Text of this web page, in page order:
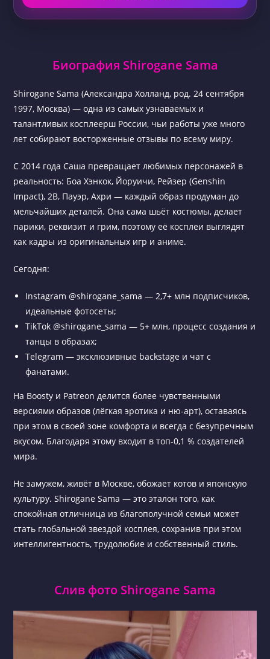
Биография Shirogane Sama
Shirogane Sama (Александра Холланд, род. 24 сентября
1997, Москва) — одна из самых узнаваемых и
талантливых косплеерш России, чьи работы уже много
лет собирают восторженные отзывы по всему миру.
С 2014 года Саша превращает любимых персонажей в
реальность: Боа Хэнкок, Йоруичи, Рейзер (Genshin
Impact), 2B, Пауэр, Ахри — каждый образ продуман до
мельчайших деталей. Она сама шьёт костюмы, делает
парики, реквизит и грим, поэтому её косплеи выглядят
как кадры из оригинальных игр и аниме.
Сегодня:
Instagram @shirogane_sama — 2,7+ млн подписчиков,
идеальные фотосеты;
TikTok @shirogane_sama — 5+ млн, процесс создания и
танцы в образах;
Telegram — эксклюзивные backstage и чат с
фанатами.
На Boosty и Patreon делится более чувственными
версиями образов (лёгкая эротика и ню-арт), оставаясь
при этом в своей зоне комфорта и всегда с безупречным
вкусом. Благодаря этому входит в топ-0,1 % создателей
мира.
Не замужем, живёт в Москве, обожает котов и японскую
культуру. Shirogane Sama — это эталон того, как
спокойная отличница из благополучной семьи может
стать глобальной звездой косплея, сохранив при этом
интеллигентность, трудолюбие и собственный стиль.
Слив фото Shirogane Sama